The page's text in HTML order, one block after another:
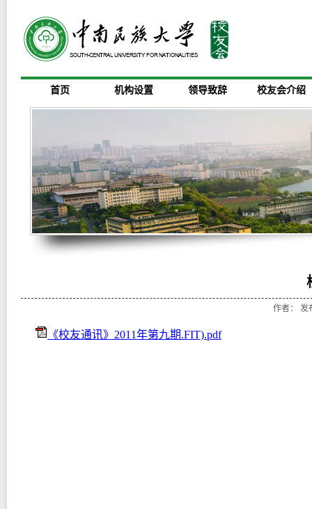
首页 机构设置 领导致辞 校友会介绍
作者： 发
《校友通讯》2011年第九期.FIT).pdf